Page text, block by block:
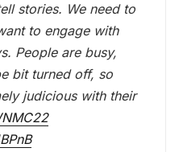
stories. We need to
to engage with
People are busy,
bit turned off, so
judicious with their